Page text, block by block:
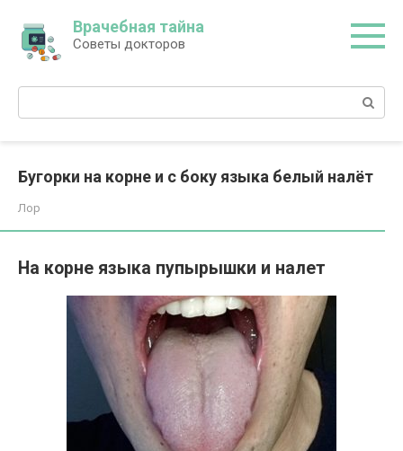
контенту
Врачебная тайна
Советы докторов
Поиск:
Бугорки на корне и с боку языка белый налёт
Лор
На корне языка пупырышки и налет